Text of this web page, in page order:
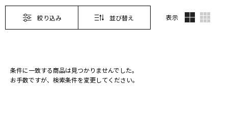
絞り込み 並び替え 表示
条件に一致する商品は見つかりませんでした。
お手数ですが、検索条件を変更してください。